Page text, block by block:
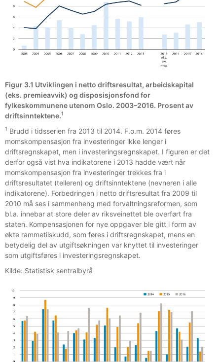
Figur 3.1 Utviklingen i netto driftsresultat, arbeidskapital
(eks. premieavvik) og disposisjonsfond for
fylkeskommunene utenom Oslo. 2003–2016. Prosent av
driftsinntektene.1
1 Brudd i tidsserien fra 2013 til 2014. F.o.m. 2014 føres
momskompensasjon fra investeringer ikke lenger i
driftsregnskapet, men i investeringsregnskapet. I figuren er det
derfor også vist hva indikatorene i 2013 hadde vært når
momskompensasjon fra investeringer trekkes fra i
driftsresultatet (telleren) og driftsinntektene (nevneren i alle
indikatorene). Forbedringen i netto driftsresultat fra 2009 til
2010 må ses i sammenheng med forvaltningsreformen, som
bl.a. innebar at store deler av riksveinettet ble overført fra
staten. Kompensasjonen for nye oppgaver ble gitt i form av
økte rammetilskudd, som føres i driftsregnskapet, mens en
betydelig del av utgiftsøkningen var knyttet til investeringer
som utgiftsføres i investeringsregnskapet.
Kilde: Statistisk sentralbyrå